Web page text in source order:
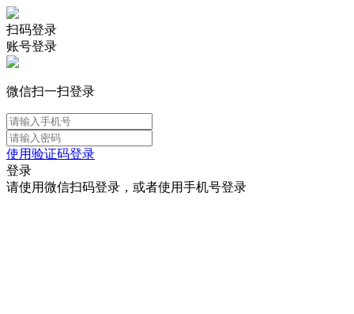
扫码登录
账号登录
微信扫一扫登录
使用验证码登录
登录
请使用微信扫码登录，或者使用手机号登录